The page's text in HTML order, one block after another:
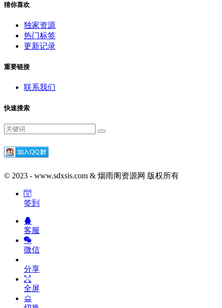
猜你喜欢
独家资源
热门标签
更新记录
重要链接
联系我们
快速搜索
© 2023 - www.sdxsis.com & 烟雨阁资源网 版权所有
签到
客服
微信
分享
全屏